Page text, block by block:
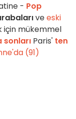
- Pop
veeski
için mükemmel
Paris' ten
(91)